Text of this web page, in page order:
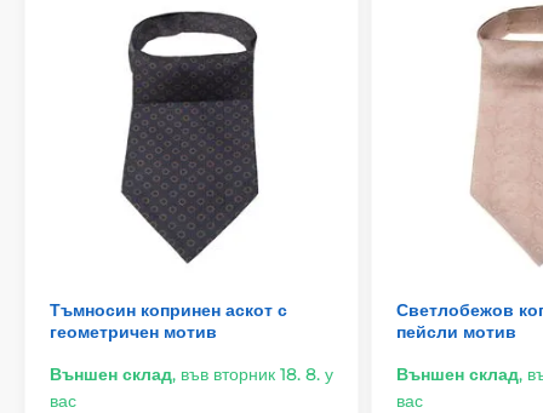
Тъмносин копринен аскот с
геометричен мотив
Външен склад, във вторник 18. 8. у
вас
Светлобежов
пейсли мотив
Външен склад,
вас